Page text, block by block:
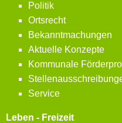
Politik
Ortsrecht
Bekanntmachungen
Aktuelle Konzepte
Kommunale
Service
Leben - Freizeit